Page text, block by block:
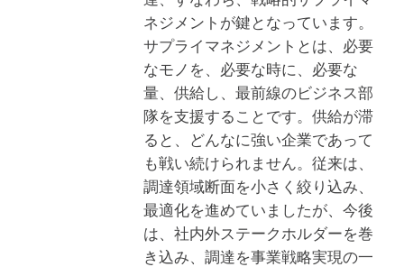
ネジメントが鍵となっています。
サプライマネジメントとは、必要
なモノを、必要な時に、必要な
量、供給し、最前線のビジネス部
隊を支援することです。供給が滞
ると、どんなに強い企業であって
も戦い続けられません。従来は、
調達領域断面を小さく絞り込み、
最適化を進めていましたが、今後
は、社内外ステークホルダーを巻
き込み、調達を事業戦略実現の一